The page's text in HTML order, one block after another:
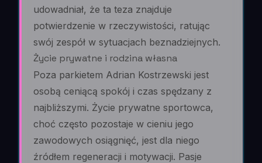
udowadniał, że ta teza znajduje
potwierdzenie w rzeczywistości, ratując
swój zespół w sytuacjach beznadziejnych.
Życie prywatne i rodzina własna
Poza parkietem Adrian Kostrzewski jest
osobą ceniącą spokój i czas spędzany z
najbliższymi. Życie prywatne sportowca,
choć często pozostaje w cieniu jego
zawodowych osiągnięć, jest dla niego
źródłem regeneracji i motywacji. Pasje